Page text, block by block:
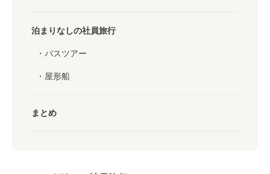
泊まりなしの社員旅行
バスツアー
屋形船
まとめ